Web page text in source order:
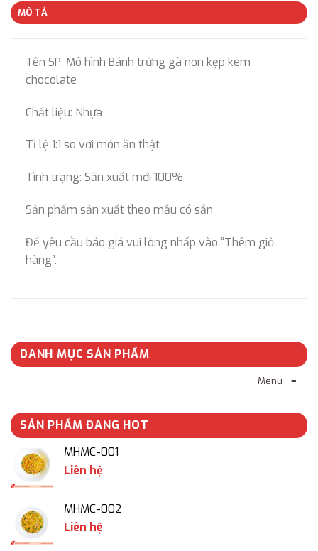
MÔ TẢ
Tên SP: Mô hình Bánh trứng gà non kẹp kem
chocolate
Chất liệu: Nhựa
Tỉ lệ 1:1 so với món ăn thật
Tình trạng: Sản xuất mới 100%
Sản phẩm sản xuất theo mẫu có sẵn
Để yêu cầu báo giá vui lòng nhấp vào “Thêm giỏ
hàng”.
DANH MỤC SẢN PHẨM
Menu ≡
SẢN PHẨM ĐANG HOT
MHMC-001
Liên hệ
MHMC-002
Liên hệ